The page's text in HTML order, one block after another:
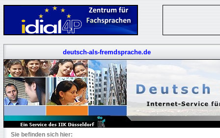
deutsch-als-fremdsprache.de
Sie befinden sich hier: